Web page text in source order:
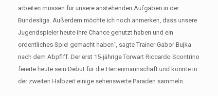
arbeiten müssen für unsere anstehenden Aufgaben in der
Bundesliga. Außerdem möchte ich noch anmerken, dass unsere
Jugendspieler heute ihre Chance genutzt haben und ein
ordentliches Spiel gemacht haben“, sagte Trainer Gabor Bujka
nach dem Abpfiff. Der erst 15-jährige Torwart Riccardo Scontrino
feierte heute sein Debüt für die Herrenmannschaft und konnte in
der zweiten Halbzeit einige sehenswerte Paraden sammeln.